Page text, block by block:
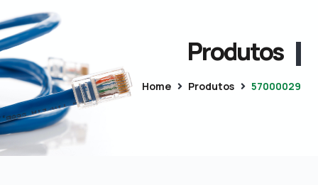
Produtos
Home Produtos 57000029